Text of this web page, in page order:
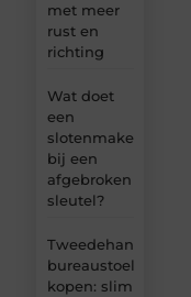
met meer
rust en
richting
Wat doet
een
slotenmaker
bij een
afgebroken
sleutel?
Tweedehands
bureaustoel
kopen: slim